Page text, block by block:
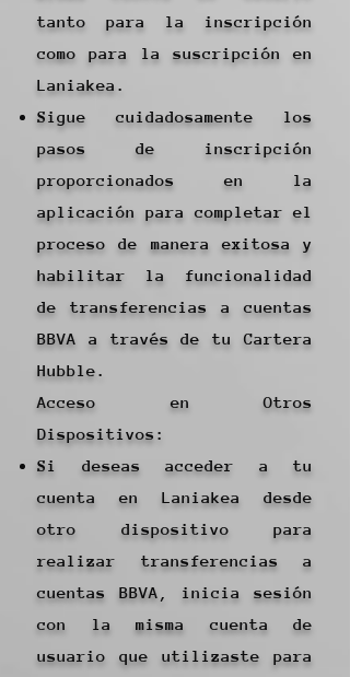
tanto para la inscripción
como para la suscripción en
Laniakea.
Sigue cuidadosamente los
pasos de inscripción
proporcionados en la
aplicación para completar el
proceso de manera exitosa y
habilitar la funcionalidad
de transferencias a cuentas
BBVA a través de tu Cartera
Hubble.
Acceso en Otros
Dispositivos:
Si deseas acceder a tu
cuenta en Laniakea desde
otro dispositivo para
realizar transferencias a
cuentas BBVA, inicia sesión
con la misma cuenta de
usuario que utilizaste para